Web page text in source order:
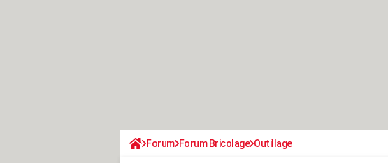
Forum Forum Bricolage Outillage